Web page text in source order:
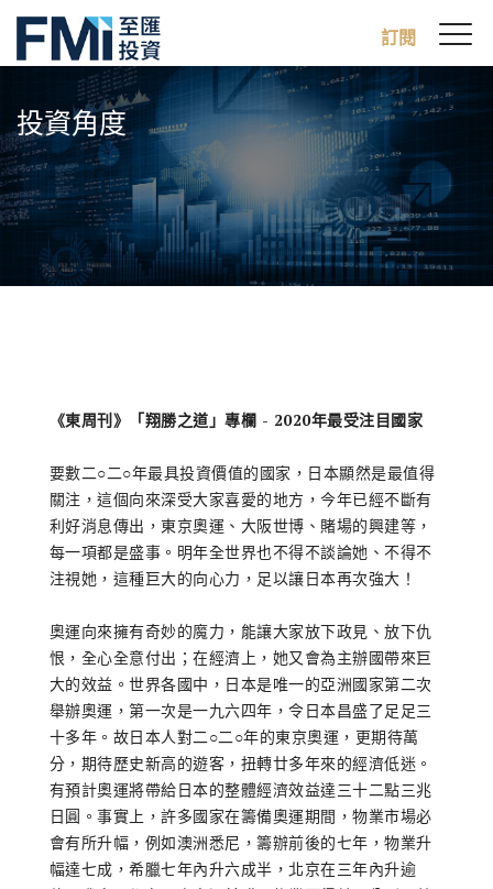
main
content
訂閱
投資角度
《東周刊》「翔勝之道」專欄 - 2020年最受注目國家
要數二○二○年最具投資價值的國家，日本顯然是最值得
關注，這個向來深受大家喜愛的地方，今年已經不斷有
利好消息傳出，東京奧運、大阪世博、賭場的興建等，
每一項都是盛事。明年全世界也不得不談論她、不得不
注視她，這種巨大的向心力，足以讓日本再次強大！
奧運向來擁有奇妙的魔力，能讓大家放下政見、放下仇
恨，全心全意付出；在經濟上，她又會為主辦國帶來巨
大的效益。世界各國中，日本是唯一的亞洲國家第二次
舉辦奧運，第一次是一九六四年，令日本昌盛了足足三
十多年。故日本人對二○二○年的東京奧運，更期待萬
分，期待歷史新高的遊客，扭轉廿多年來的經濟低迷。
有預計奧運將帶給日本的整體經濟效益達三十二點三兆
日圓。事實上，許多國家在籌備奧運期間，物業市場必
會有所升幅，例如澳洲悉尼，籌辦前後的七年，物業升
幅達七成，希臘七年內升六成半，北京在三年內升逾